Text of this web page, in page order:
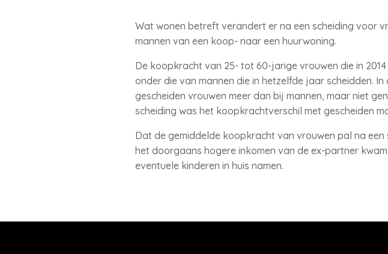
Wat wonen betreft verandert er na een scheiding voor
mannen van een koop- naar een huurwoning.
De koopkracht van 25- tot 60-jarige vrouwen die in
onder die van mannen die in hetzelfde jaar scheidden.
gescheiden vrouwen meer dan bij mannen, maar niet
scheiding was het koopkrachtverschil met gescheiden
Dat de gemiddelde koopkracht van vrouwen pal na
het doorgaans hogere inkomen van de ex-partner
eventuele kinderen in huis namen.